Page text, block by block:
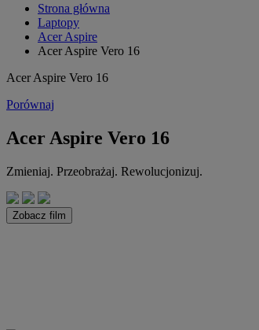
Strona główna
Laptopy
Acer Aspire
Acer Aspire Vero 16
Acer Aspire Vero 16
Porównaj
Acer Aspire Vero 16
Zmieniaj. Przeobrażaj. Rewolucjonizuj.
Zobacz film